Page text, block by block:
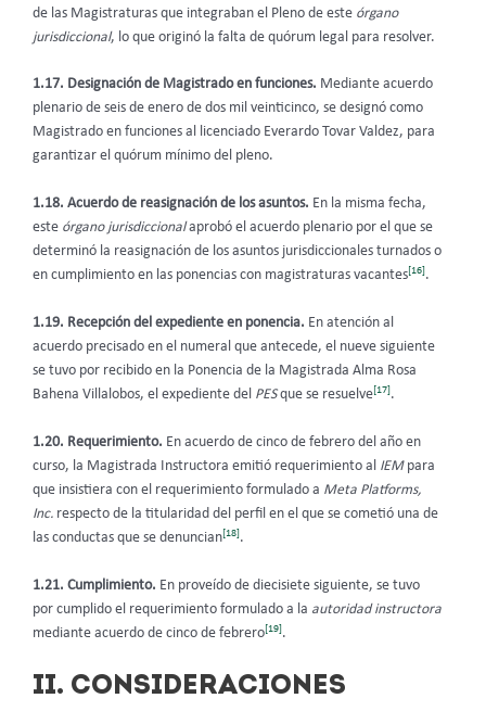
de las Magistraturas que integraban el Pleno de este órgano
jurisdiccional, lo que originó la falta de quórum legal para resolver.
1.17. Designación de Magistrado en funciones. Mediante acuerdo
plenario de seis de enero de dos mil veinticinco, se designó como
Magistrado en funciones al licenciado Everardo Tovar Valdez, para
garantizar el quórum mínimo del pleno.
1.18. Acuerdo de reasignación de los asuntos. En la misma fecha,
este órgano jurisdiccionalaprobó el acuerdo plenario por el que se
determinó la reasignación de los asuntos jurisdiccionales turnados o
en cumplimiento en las ponencias con magistraturas vacantes[16].
1.19. Recepción del expediente en ponencia. En atención al
acuerdo precisado en el numeral que antecede, el nueve siguiente
se tuvo por recibido en la Ponencia de la Magistrada Alma Rosa
Bahena Villalobos, el expediente del PESque se resuelve[17].
1.20. Requerimiento. En acuerdo de cinco de febrero del año en
curso, la Magistrada Instructora emitió requerimiento al IEM para
que insistiera con el requerimiento formulado a Meta Platforms,
Inc. respecto de la titularidad del perfil en el que se cometió una de
las conductas que se denuncian[18].
1.21. Cumplimiento. En proveído de diecisiete siguiente, se tuvo
por cumplido el requerimiento formulado a la autoridad instructora
mediante acuerdo de cinco de febrero[19].
II. CONSIDERACIONES